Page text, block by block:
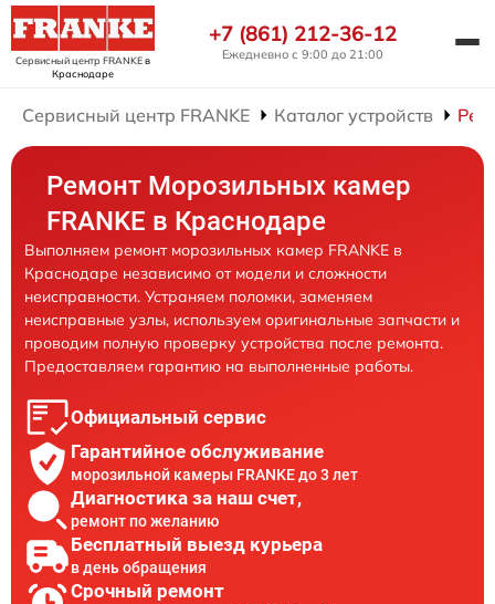
Сервисный центр FRANKEв
Краснодаре
+7 (861) 212-36-12
Ежедневно с 9:00 до 21:00
Сервисный центр FRANKE Каталог устройств
Ремонт Морозильных камер
FRANKE в Краснодаре
Выполняем ремонт морозильных камер FRANKE в
Краснодаре независимо от модели и сложности
неисправности. Устраняем поломки, заменяем
неисправные узлы, используем оригинальные запчасти и
проводим полную проверку устройства после ремонта.
Предоставляем гарантию на выполненные работы.
Официальный сервис
Гарантийное обслуживание
морозильной камеры FRANKE до 3 лет
Диагностика за наш счет,
ремонт по желанию
Бесплатный выезд курьера
в день обращения
Срочный ремонт